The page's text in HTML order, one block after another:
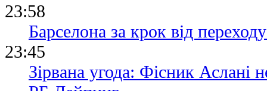
23:58
Барселона за крок від
23:45
Зірвана угода: Фісник